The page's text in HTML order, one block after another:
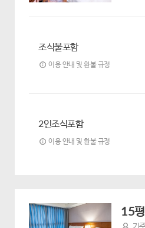
조식불포함
이용 안내 및 환불 규정
2인조식포함
이용 안내 및 환불 규정
15